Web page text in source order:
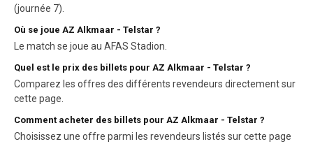
(journée 7).
Où se joue AZ Alkmaar - Telstar ?
Le match se joue au AFAS Stadion.
Quel est le prix des billets pour AZ Alkmaar - Telstar ?
Comparez les offres des différents revendeurs directement sur
cette page.
Comment acheter des billets pour AZ Alkmaar - Telstar ?
Choisissez une offre parmi les revendeurs listés sur cette page